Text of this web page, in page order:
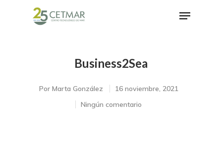
Hit enter to search or ESC to close
Business2Sea
Por Marta González
16 noviembre, 2021
Ningún comentario